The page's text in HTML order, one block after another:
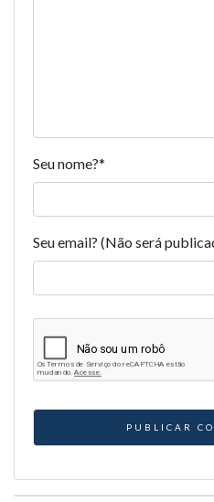
Seu nome?*
Seu email? (Não será